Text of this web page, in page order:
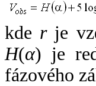
kde rje
H(α) je
fázového